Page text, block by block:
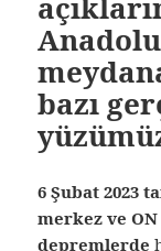
bazı
6 Şubat 2023
merkez ve ON
depremlerde